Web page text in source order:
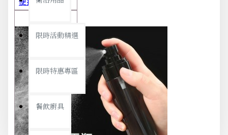
限時活動精選
限時特惠專區
餐飲廚具